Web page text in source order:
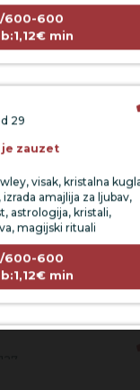
600-600
min
29
visak, kristalna kugla,
amajlija za ljubav,
astrologija, kristali,
magijski rituali
600-600
min
zauzet